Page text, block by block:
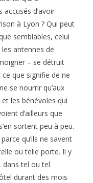
d’avoir
à Lyon ? Qui peut
semblables, celui
antennes de
– se détruit
que signifie de ne
se nourrir qu’aux
les bénévoles qui
d’ailleurs que
sortent peu à peu.
qu’ils ne savent
ou telle porte. Il y
dans tel ou tel
durant des mois